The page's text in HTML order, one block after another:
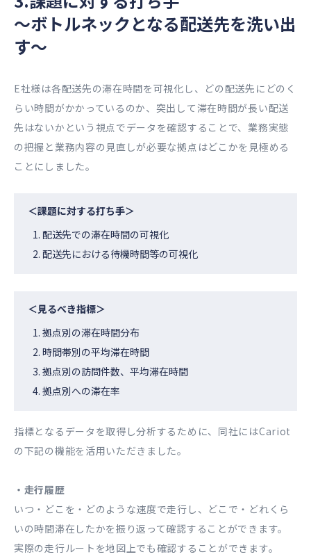
～ボトルネックとなる配送先を洗い出
す～
E社様は各配送先の滞在時間を可視化し、どの配送先にどのく
らい時間がかかっているのか、突出して滞在時間が長い配送
先はないかという視点でデータを確認することで、業務実態
の把握と業務内容の見直しが必要な拠点はどこかを見極める
ことにしました。
＜課題に対する打ち手＞
配送先での滞在時間の可視化
配送先における待機時間等の可視化
＜見るべき指標＞
拠点別の滞在時間分布
時間帯別の平均滞在時間
拠点別の訪問件数、平均滞在時間
拠点別への滞在率
指標となるデータを取得し分析するために、同社にはCariot
の下記の機能を活用いただきました。
・走行履歴
いつ・どこを・どのような速度で走行し、どこで・どれくら
いの時間滞在したかを振り返って確認することができます。
実際の走行ルートを地図上でも確認することができます。